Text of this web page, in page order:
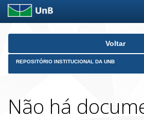
Skip
Voltar
REPOSITÓRIO INSTITUCIONAL DA UNB
Não há